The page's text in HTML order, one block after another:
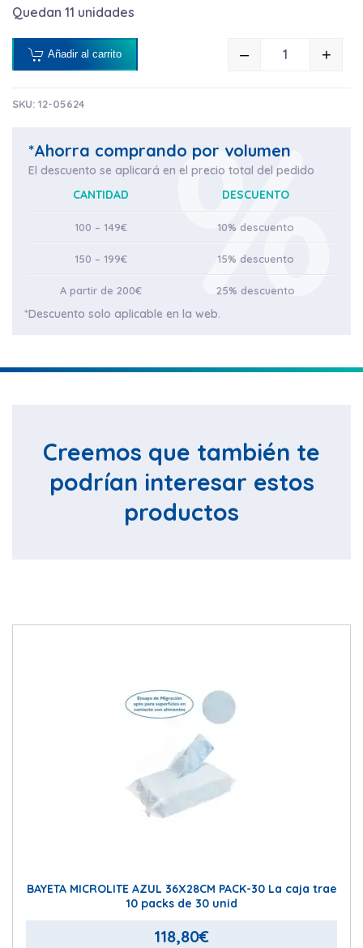
Quedan 11 unidades
ESPÁTULA
– +
Añadir al carrito
SKU: 12-05624
*Ahorra comprando por volumen
El descuento se aplicará en el precio total del pedido
CANTIDAD
DESCUENTO
100 – 149€ 10% descuento
150 – 199€ 15% descuento
A partir de 200€ 25% descuento
*Descuento solo aplicable en la web.
Creemos que también te
podrían interesar estos
productos
BAYETA MICROLITE AZUL 36X28CM PACK-30 La caja trae
10 packs de 30 unid
118,80€